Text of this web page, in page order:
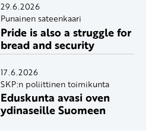
29.6.2026
Punainen sateenkaari
Pride is also a struggle for
bread and security
17.6.2026
SKP:n poliittinen toimikunta
Eduskunta avasi oven
ydinaseille Suomeen